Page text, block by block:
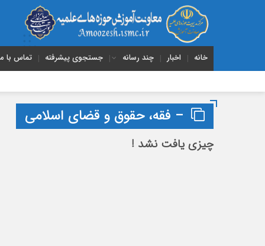
خانه اخبار چند رسانه جستجوی پیشرفته تماس با
– فقه، حقوق و قضای اسلامی
چیزی یافت نشد !